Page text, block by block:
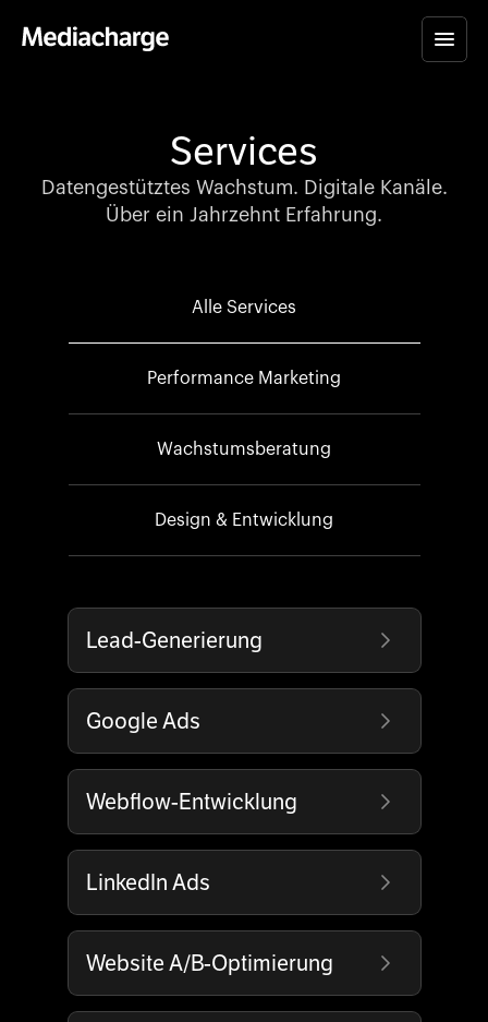
Services
Datengestütztes Wachstum. Digitale Kanäle.
Über ein Jahrzehnt Erfahrung.
Alle Services
Performance Marketing
Wachstumsberatung
Design & Entwicklung
Lead-Generierung
Google Ads
Webflow-Entwicklung
LinkedIn Ads
Website A/B-Optimierung